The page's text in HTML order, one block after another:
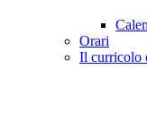
Orari
Il curricolo